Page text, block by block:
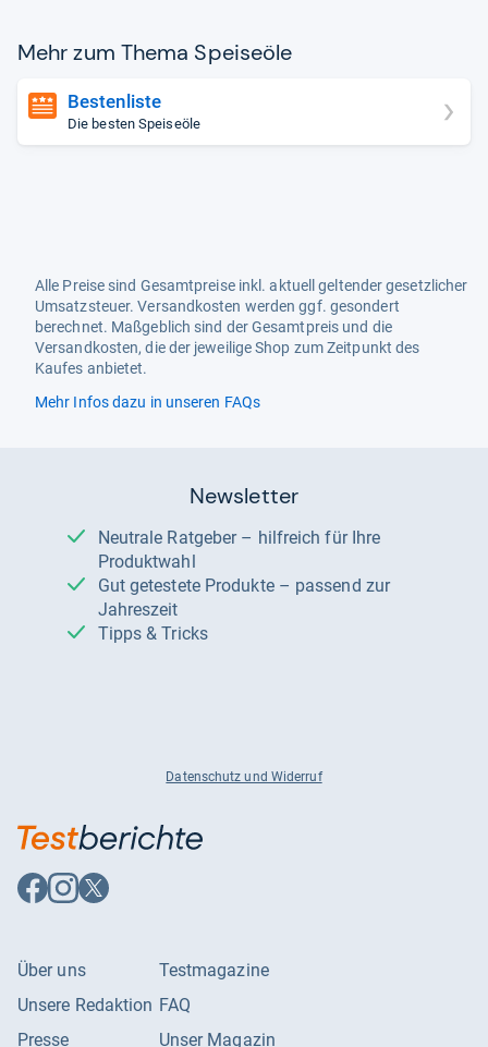
Mehr zum Thema Spei­se­öle
Bestenliste
Die besten Speiseöle
Alle Preise sind Gesamtpreise inkl. aktuell geltender gesetzlicher
Umsatzsteuer. Versandkosten werden ggf. gesondert
berechnet. Maßgeblich sind der Gesamtpreis und die
Versandkosten, die der jeweilige Shop zum Zeitpunkt des
Kaufes anbietet.
Mehr Infos dazu in unseren FAQs
Newsletter
Neutrale Ratgeber – hilfreich für Ihre
Produktwahl
Gut getestete Produkte – passend zur
Jahreszeit
Tipps & Tricks
Datenschutz und Widerruf
Auf
Facebook
Auf
Instagram
Auf
X
Über uns
Unsere Redaktion
Presse
Testmagazine
FAQ
Unser Magazin